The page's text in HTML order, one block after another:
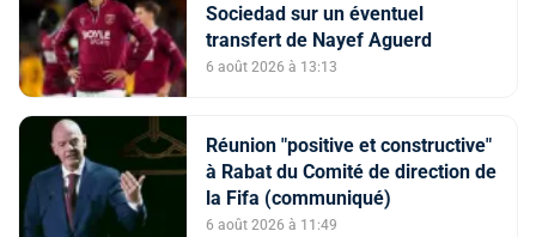
Sociedad sur un éventuel
transfert de Nayef Aguerd
6 août 2026 à 13:13
Réunion "positive et constructive"
à Rabat du Comité de direction de
la Fifa (communiqué)
6 août 2026 à 11:49